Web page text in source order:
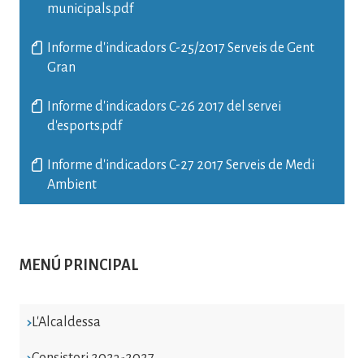
MENÚ PRINCIPAL
L'Alcaldessa
municipals.pdf
Informe d'indicadors C-25/2017 Serveis de Gent
Gran
Informe d'indicadors C-26 2017 del servei
d'esports.pdf
Informe d'indicadors C-27 2017 Serveis de Medi
Ambient